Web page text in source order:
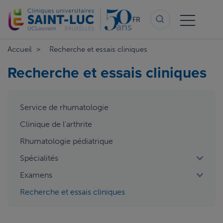
au
contenu
FR
Accueil Recherche et essais cliniques
Recherche et essais cliniques
aside
Service de rhumatologie
Clinique de l'arthrite
Rhumatologie pédiatrique
Spécialités
Examens
Recherche et essais cliniques